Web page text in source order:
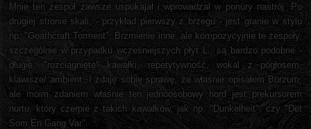
Mnie ten zespół zawsze uspokajał i wprowadzał w ponury nastrój. Po
drugiej stronie skali, - przykład pierwszy z brzegu - jest granie w stylu
np. "Goathcraft Torment". Brzmienie inne, ale kompozycyjnie te zespoły,
szczególnie w przypadku wcześniejszych płyt L., są bardzo podobne -
długie, "rozciągnięte" kawałki, repetytywność, wokal z pogłosem,
klawisze/ ambient. I zdaję sobie sprawę, że właśnie opisałem Burzum,
ale moim zdaniem właśnie ten jednoosobowy hord jest prekursorem
nurtu, który czerpie z takich kawałków, jak np. "Dunkelheit", czy "Det
Som En Gang Var".